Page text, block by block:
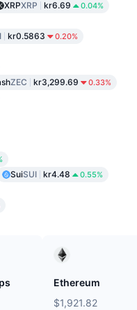
XRPXRP kr6.69 0.04%
kr0.5863 0.20%
ZEC kr3,299.69 0.33%
SuiSUI kr4.48 0.55%
Ethereum
$1,921.82